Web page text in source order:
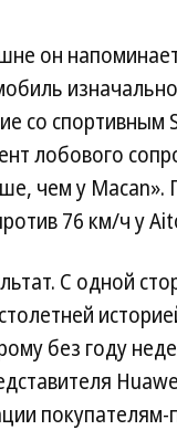
он
со спортивным
лобового
чем у Macan».
76 км/ч у
С одной
без году